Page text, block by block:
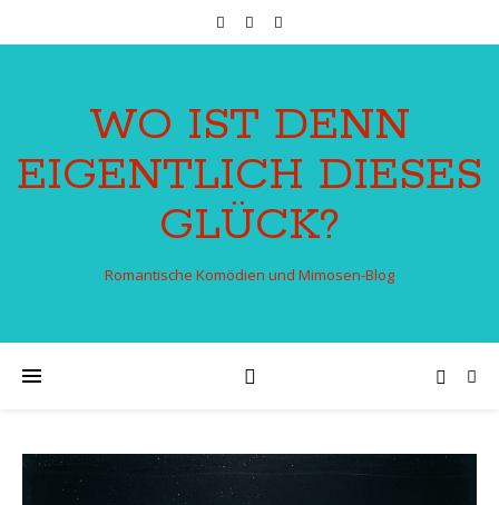
WO IST DENN
EIGENTLICH DIESES
GLÜCK?
Romantische Komödien und Mimosen-Blog